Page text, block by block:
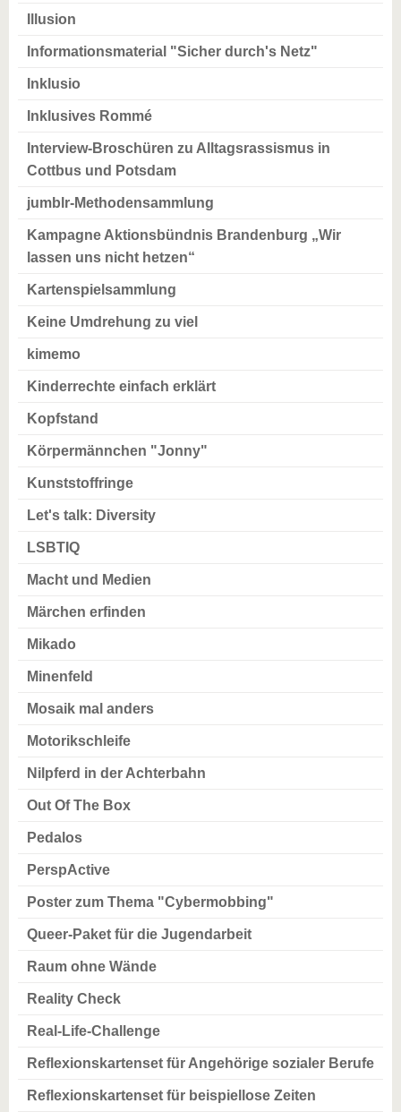
Illusion
Informationsmaterial "Sicher durch's Netz"
Inklusio
Inklusives Rommé
Interview-Broschüren zu Alltagsrassismus in
Cottbus und Potsdam
jumblr-Methodensammlung
Kampagne Aktionsbündnis Brandenburg „Wir
lassen uns nicht hetzen“
Kartenspielsammlung
Keine Umdrehung zu viel
kimemo
Kinderrechte einfach erklärt
Kopfstand
Körpermännchen "Jonny"
Kunststoffringe
Let's talk: Diversity
LSBTIQ
Macht und Medien
Märchen erfinden
Mikado
Minenfeld
Mosaik mal anders
Motorikschleife
Nilpferd in der Achterbahn
Out Of The Box
Pedalos
PerspActive
Poster zum Thema "Cybermobbing"
Queer-Paket für die Jugendarbeit
Raum ohne Wände
Reality Check
Real-Life-Challenge
Reflexionskartenset für Angehörige sozialer Berufe
Reflexionskartenset für beispiellose Zeiten